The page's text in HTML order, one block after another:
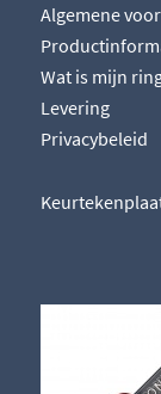
Algemene
Wat is mijn
Levering
Privacybeleid